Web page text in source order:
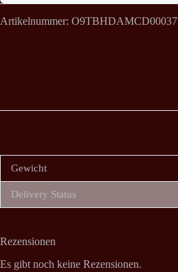
Artikelnummer: O9TBHDAMCD00037
Gewicht
Delivery Status
Rezensionen
Es gibt noch keine Rezensionen.